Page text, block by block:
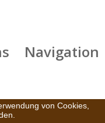
Navigation
von Cookies,